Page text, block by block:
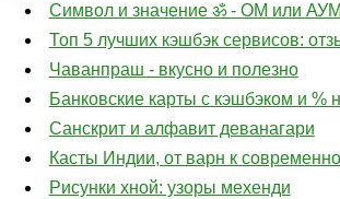
Символ и значение ॐ - ОМ или АУМ
Топ 5 лучших кэшбэк сервисов:
Чаванпраш - вкусно и полезно
Банковские карты с кэшбэком и %
Санскрит и алфавит деванагари
Касты Индии, от варн к
Рисунки хной: узоры мехенди